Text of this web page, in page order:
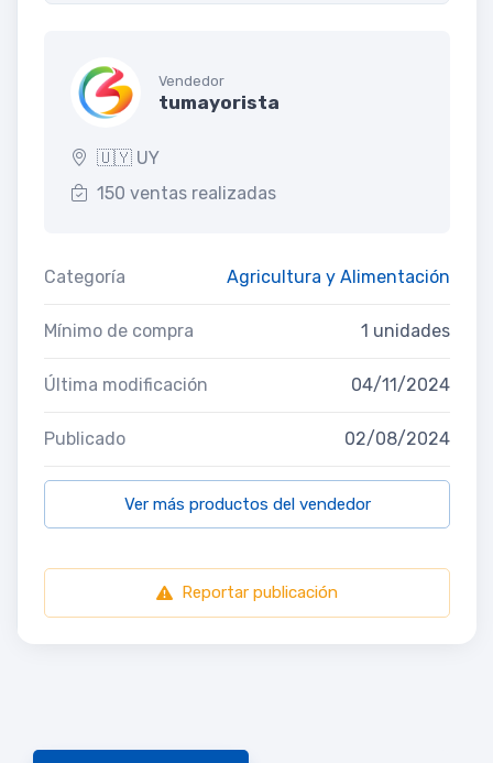
Vendedor
tumayorista
🇺🇾 UY
150 ventas realizadas
Categoría Agricultura y Alimentación
Mínimo de compra 1 unidades
Última modificación 04/11/2024
Publicado 02/08/2024
Ver más productos del vendedor
Reportar publicación